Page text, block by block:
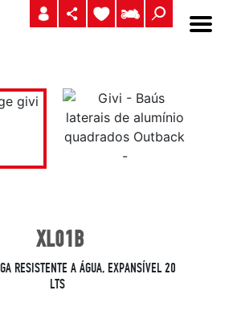
XL01B
RESISTENTE A ÁGUA, EXPANSÍVEL 20
LTS